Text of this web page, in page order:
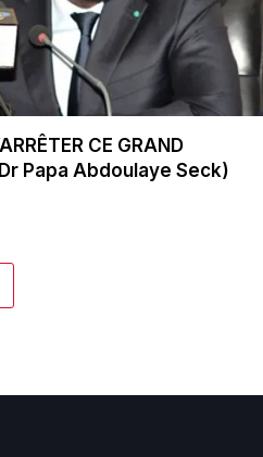
CE GRAND
Papa Abdoulaye Seck)